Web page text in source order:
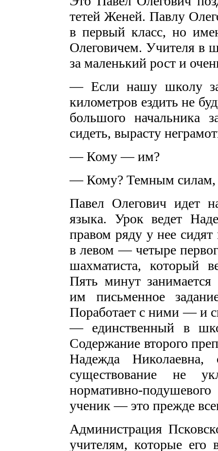
тетей Женей. Павлу
в первый класс, но
Олеговичем. Учителя в
за маленький рост и
— Если нашу школу
километров ездить не
большого начальника
сидеть, вырасту
— Кому — им?
— Кому? Темным силам,
Павел Олегович идет
языка. Урок ведет
правом ряду у нее сидят
в левом — четыре
шахматиста, который
Пять минут занимается
им письменное
Поработает с ними — и
— единственный в
Содержание второго
Надежда Николаевна,
существование не
нормативно-
ученик — это прежде
Администрация
учителям, которые его